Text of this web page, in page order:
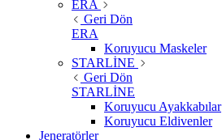
ERA
Geri Dön
ERA
Koruyucu Maskeler
STARLİNE
Geri Dön
STARLİNE
Koruyucu Ayakkabılar
Koruyucu Eldivenler
Jeneratörler